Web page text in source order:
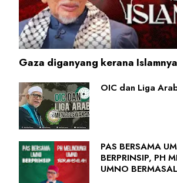
Gaza diganyang kerana Islamnya
OIC dan Liga
PAS BERSAMA
BERPRINSIP, PH
UMNO